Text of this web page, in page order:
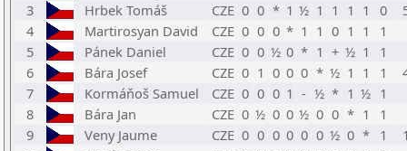
3
Hrbek Tomáš CZE 0 0 * 1 ½ 1 1 1 1 0
4
Martirosyan David CZE 0 0 0 * 1 1 0 1 1
1
5
Pánek Daniel CZE 0 0 ½ 0 * 1 + ½ 1
1
6
Bára Josef CZE 0 1 0 0 0 * ½ 1 1 1
7
Kormáňoš Samuel CZE 0 0 0 1 - ½ * 1 ½ 1
8
Bára Jan CZE 0 ½ 0 0 ½ 0 0 * 1
1
9
Veny Jaume CZE 0 0 0 0 0 0 ½ 0 * 1